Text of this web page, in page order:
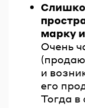
марку
Очень
и
его
Тогда в